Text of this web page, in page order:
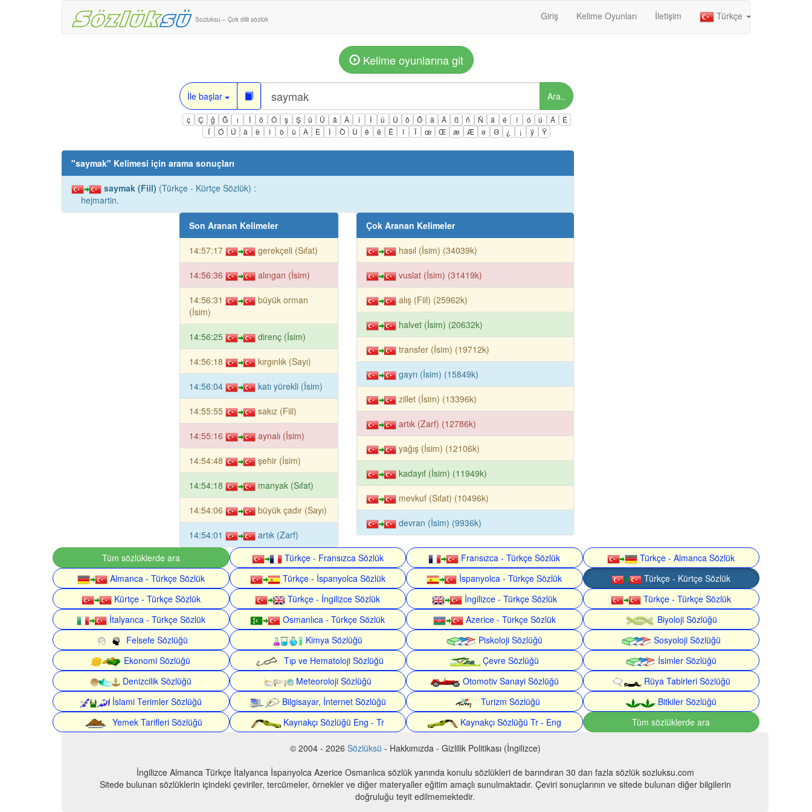
Sozluksu – Çok dilli sözlük Giriş Kelime Oyunları İletişim Türkçe
Kelime oyunlarına git
İle başlar Ara..
ç Ç ğ Ğ ı İ ö Ö ş Ş ü Ü â Â î Î û Û ô Ô ä Ä ß ñ Ñ á é í ó ú Á
É
Í
Ó Ú à è ì ò ù À È Ì Ò Ù ê ë Ë ï Ï œ Œ æ Æ ə Ə ¿ ¡ ÿ Ÿ
"saymak" Kelimesi için arama sonuçları
saymak (Fiil) (Türkçe - Kürtçe Sözlük) :
hejmartin.
Son Aranan Kelimeler
14:57:17 gerekçeli (Sıfat)
14:56:36 alıngan (İsim)
14:56:31
büyük orman
(İsim)
14:56:25 direnç (İsim)
14:56:18 kırgınlık (Sayı)
14:56:04 katı yürekli (İsim)
14:55:55 sakız (Fiil)
14:55:16 aynalı (İsim)
14:54:48 şehir (İsim)
14:54:18 manyak (Sıfat)
14:54:06 büyük çadır (Sayı)
14:54:01 artık (Zarf)
Çok Aranan Kelimeler
hasıl (İsim) (34039k)
vuslat (İsim) (31419k)
alış (Fiil) (25962k)
halvet (İsim) (20632k)
transfer (İsim) (19712k)
gayrı (İsim) (15849k)
zillet (İsim) (13396k)
artık (Zarf) (12786k)
yağış (İsim) (12106k)
kadayıf (İsim) (11949k)
mevkuf (Sıfat) (10496k)
devran (İsim) (9936k)
Tüm sözlüklerde ara Türkçe - Fransızca Sözlük Fransızca - Türkçe Sözlük
Türkçe - Almanca Sözlük
Almanca - Türkçe Sözlük
Türkçe - İspanyolca Sözlük İspanyolca - Türkçe Sözlük
Türkçe - Kürtçe Sözlük
Kürtçe - Türkçe Sözlük
Türkçe - İngilizce Sözlük İngilizce - Türkçe Sözlük
Türkçe - Türkçe Sözlük
İtalyanca - Türkçe Sözlük
Osmanlıca - Türkçe Sözlük Azerice - Türkçe Sözlük
Biyoloji Sözlüğü
Felsefe Sözlüğü
Kimya Sözlüğü Piskoloji Sözlüğü
Sosyoloji Sözlüğü
Ekonomi Sözlüğü
Tıp ve Hematoloji Sözlüğü Çevre Sözlüğü
İsimler Sözlüğü
Denizcilik Sözlüğü
Meteoroloji Sözlüğü Otomotiv Sanayi Sözlüğü
Rüya Tabirleri Sözlüğü
İslami Terimler Sözlüğü
Bilgisayar, İnternet Sözlüğü Turizm Sözlüğü
Bitkiler Sözlüğü
Yemek Tarifleri Sözlüğü
Kaynakçı Sözlüğü Eng - Tr Kaynakçı Sözlüğü Tr - Eng Tüm sözlüklerde ara
© 2004 - 2026 Sözlüksü - Hakkımızda - Gizlilik Politikası (İngilizce)
İngilizce Almanca Türkçe İtalyanca İspanyolca Azerice Osmanlıca sözlük yanında konulu sözlükleri de barındıran 30 dan fazla sözlük sozluksu.com
Sitede bulunan sözlüklerin içindeki çeviriler, tercümeler, örnekler ve diğer materyaller eğitim amaçlı sunulmaktadır. Çeviri sonuçlarının ve sitede bulunan diğer bilgilerin
doğruluğu teyit edilmemektedir.